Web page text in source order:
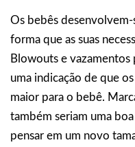
Os bebês
forma que as suas
Blowouts e
uma indicação de que
maior para o bebê.
também seriam uma
pensar em um novo